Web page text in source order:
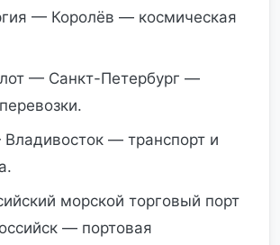
— Королёв — космическая
— Санкт-Петербург —
Владивосток — транспорт и
морской торговый порт
— портовая